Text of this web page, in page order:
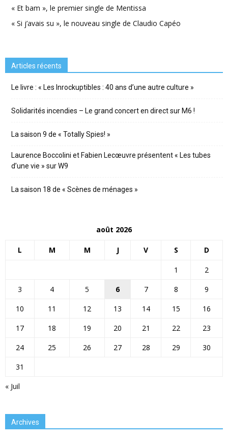
« Et bam », le premier single de Mentissa
« Si j’avais su », le nouveau single de Claudio Capéo
Articles récents
Le livre : « Les Inrockuptibles : 40 ans d’une autre culture »
Solidarités incendies – Le grand concert en direct sur M6 !
La saison 9 de « Totally Spies! »
Laurence Boccolini et Fabien Lecœuvre présentent « Les tubes
d’une vie » sur W9
La saison 18 de « Scènes de ménages »
août 2026
L M M J V S D
« Juil
1
2
3
4 5 6 7 8
9
10
11 12 13 14 15
16
17
18 19 20 21 22
23
24
25 26 27 28 29
30
31
Archives